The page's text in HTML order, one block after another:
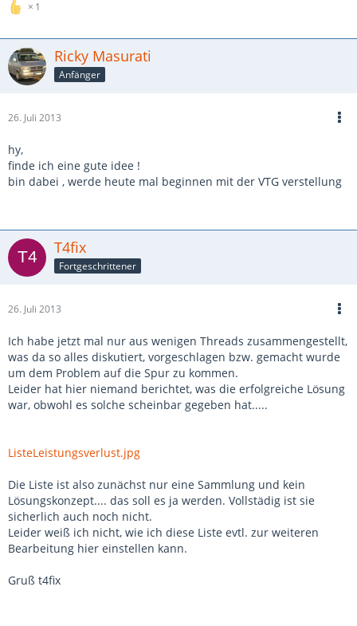
1
Ricky Masurati
Anfänger
26. Juli 2013
hy,
finde ich eine gute idee !
bin dabei , werde heute mal beginnen mit der VTG verstellung
T4fix
Fortgeschrittener
26. Juli 2013
Ich habe jetzt mal nur aus wenigen Threads zusammengestellt,
was da so alles diskutiert, vorgeschlagen bzw. gemacht wurde
um dem Problem auf die Spur zu kommen.
Leider hat hier niemand berichtet, was die erfolgreiche Lösung
war, obwohl es solche scheinbar gegeben hat.....
ListeLeistungsverlust.jpg
Die Liste ist also zunächst nur eine Sammlung und kein
Lösungskonzept.... das soll es ja werden. Vollstädig ist sie
sicherlich auch noch nicht.
Leider weiß ich nicht, wie ich diese Liste evtl. zur weiteren
Bearbeitung hier einstellen kann.
Gruß t4fix